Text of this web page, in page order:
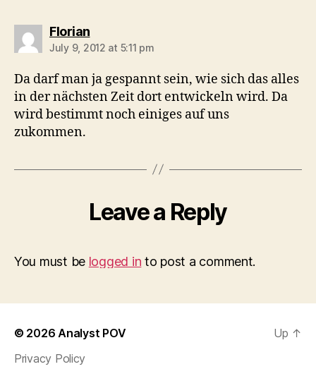
Floriansays:
July 9, 2012 at 5:11 pm
Da darf man ja gespannt sein, wie sich das alles
in der nächsten Zeit dort entwickeln wird. Da
wird bestimmt noch einiges auf uns
zukommen.
Leave a Reply
You must be logged in to post a comment.
© 2026 Analyst POV
Privacy Policy
Up ↑